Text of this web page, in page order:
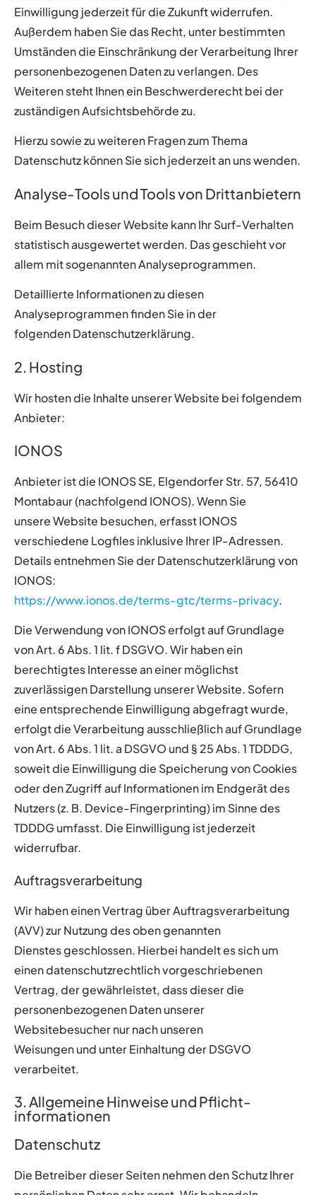
Einwilligung jederzeit für die Zukunft widerrufen.
Außerdem haben Sie das Recht, unter bestimmten
Umständen die Einschränkung der Verarbeitung Ihrer
personenbezogenen Daten zu verlangen. Des
Weiteren steht Ihnen ein Beschwerderecht bei der
zuständigen Aufsichtsbehörde zu.
Hierzu sowie zu weiteren Fragen zum Thema
Datenschutz können Sie sich jederzeit an uns wenden.
Analyse-Tools und Tools von Drittanbietern
Beim Besuch dieser Website kann Ihr Surf-Verhalten
statistisch ausgewertet werden. Das geschieht vor
allem mit sogenannten Analyseprogrammen.
Detaillierte Informationen zu diesen
Analyseprogrammen finden Sie in der
folgenden Datenschutzerklärung.
2. Hosting
Wir hosten die Inhalte unserer Website bei folgendem
Anbieter:
IONOS
Anbieter ist die IONOS SE, Elgendorfer Str. 57, 56410
Montabaur (nachfolgend IONOS). Wenn Sie
unsere Website besuchen, erfasst IONOS
verschiedene Logfiles inklusive Ihrer IP-Adressen.
Details entnehmen Sie der Datenschutzerklärung von
IONOS:
https://www.ionos.de/terms-gtc/terms-privacy.
Die Verwendung von IONOS erfolgt auf Grundlage
von Art. 6 Abs. 1 lit. f DSGVO. Wir haben ein
berechtigtes Interesse an einer möglichst
zuverlässigen Darstellung unserer Website. Sofern
eine entsprechende Einwilligung abgefragt wurde,
erfolgt die Verarbeitung ausschließlich auf Grundlage
von Art. 6 Abs. 1 lit. a DSGVO und § 25 Abs. 1 TDDDG,
soweit die Einwilligung die Speicherung von Cookies
oder den Zugriff auf Informationen im Endgerät des
Nutzers (z. B. Device-Fingerprinting) im Sinne des
TDDDG umfasst. Die Einwilligung ist jederzeit
widerrufbar.
Auftragsverarbeitung
Wir haben einen Vertrag über Auftragsverarbeitung
(AVV) zur Nutzung des oben genannten
Dienstes geschlossen. Hierbei handelt es sich um
einen datenschutzrechtlich vorgeschriebenen
Vertrag, der gewährleistet, dass dieser die
personenbezogenen Daten unserer
Websitebesucher nur nach unseren
Weisungen und unter Einhaltung der DSGVO
verarbeitet.
3. Allgemeine Hinweise und Pflicht­
informationen
Datenschutz
Die Betreiber dieser Seiten nehmen den Schutz Ihrer